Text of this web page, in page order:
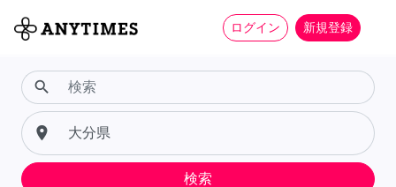
ログイン 新規登録
search
place
検索